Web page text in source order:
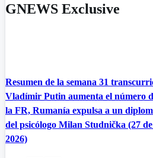
GNEWS Exclusive
Resumen de la semana 31
Vladímir Putin aumenta el número
la FR, Rumanía expulsa a un
del psicólogo Milan Studnička (27
2026)